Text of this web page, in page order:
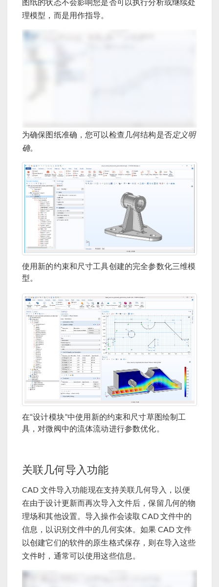
理模型，而是用作指导。
为确保图纸准确，您可以检查几何结构是否定义明
确。
使用新的约束和尺寸工具创建的完全参数化三维模
型。
在“设计模块”中使用新的约束和尺寸草图绘制工
具，对微阀中的流体流动进行参数优化。
关联几何导入功能
CAD 文件导入功能现在支持关联几何导入，以便
在由于设计更新而再次导入文件后，保留几何的物
理场和其他设置。导入操作会读取 CAD 文件中的
信息，以识别文件中的几何实体。如果 CAD 文件
以创建它们的软件的原生格式保存，则在导入这些
文件时，通常可以使用这些信息。